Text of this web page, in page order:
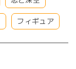
フィギュア